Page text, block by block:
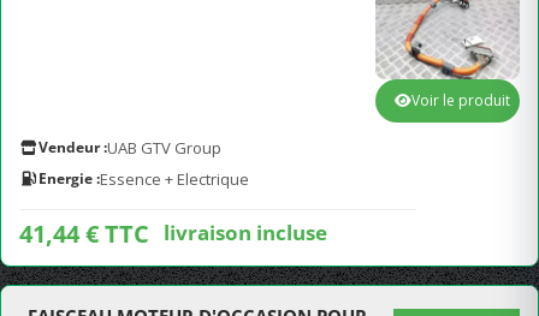
Vendeur :UAB GTV Group
Energie :Essence + Electrique
41,44 € TTC livraison incluse
Voir le produit